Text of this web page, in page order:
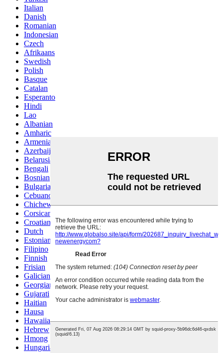
Italian
Danish
Romanian
Indonesian
Czech
Afrikaans
Swedish
Polish
Basque
Catalan
Esperanto
Hindi
Lao
Albanian
Amharic
Armenian
Azerbaijani
Belarusian
Bengali
Bosnian
Bulgarian
Cebuano
Chichewa
Corsican
Croatian
Dutch
Estonian
Filipino
Finnish
Frisian
Galician
Georgian
Gujarati
Haitian
Hausa
Hawaiian
Hebrew
Hmong
Hungarian